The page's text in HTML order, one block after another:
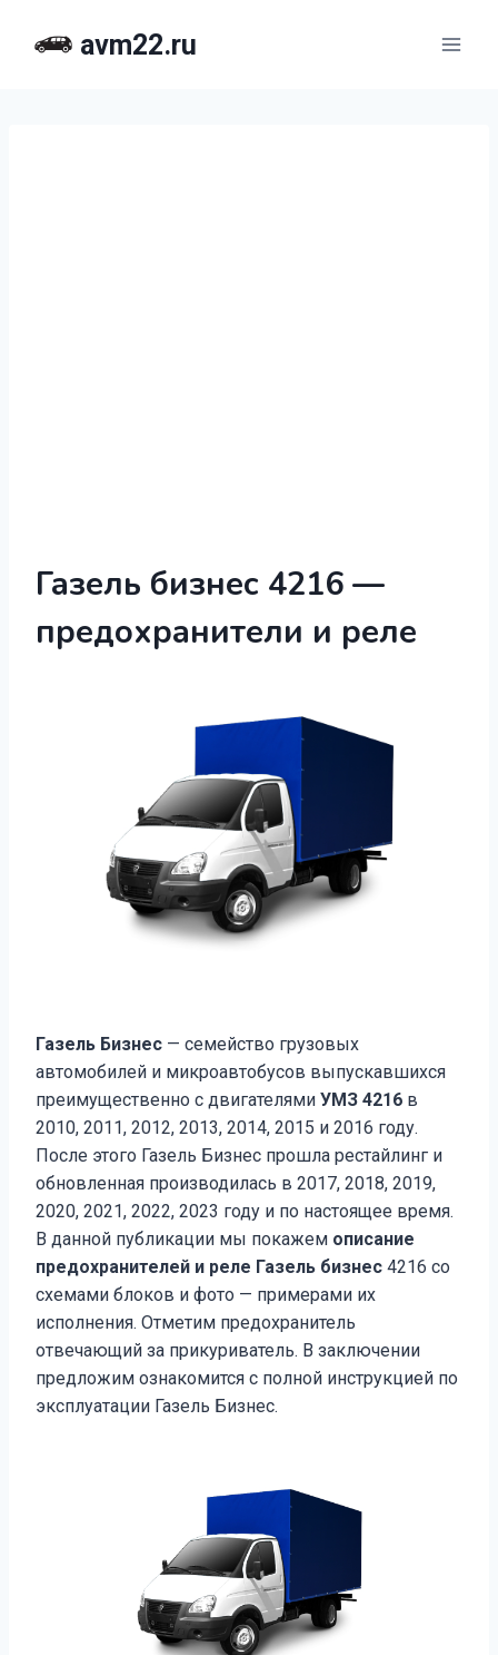
avm22.ru
Газель бизнес 4216 —
предохранители и реле
Газель Бизнес — семейство грузовых
автомобилей и микроавтобусов выпускавшихся
преимущественно с двигателями УМЗ 4216 в
2010, 2011, 2012, 2013, 2014, 2015 и 2016 году.
После этого Газель Бизнес прошла рестайлинг и
обновленная производилась в 2017, 2018, 2019,
2020, 2021, 2022, 2023 году и по настоящее время.
В данной публикации мы покажем описание
предохранителей и реле Газель бизнес 4216 со
схемами блоков и фото — примерами их
исполнения. Отметим предохранитель
отвечающий за прикуриватель. В заключении
предложим ознакомится с полной инструкцией по
эксплуатации Газель Бизнес.